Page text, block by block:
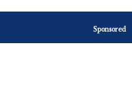
Sponsored